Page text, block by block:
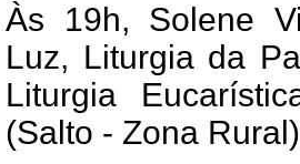
Às 19h, Solene
Luz, Liturgia da
Liturgia
(Salto - Zona